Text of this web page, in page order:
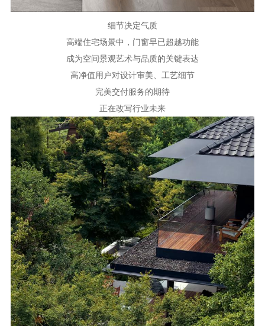
细节决定气质
高端住宅场景中，门窗早已超越功能
成为空间景观艺术与品质的关键表达
高净值用户对设计审美、工艺细节
完美交付服务的期待
正在改写行业未来